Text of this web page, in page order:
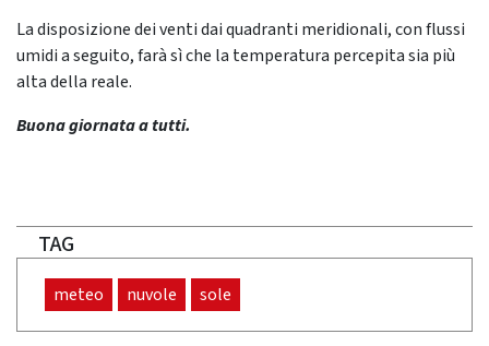
La disposizione dei venti dai quadranti meridionali, con flussi
umidi a seguito, farà sì che la temperatura percepita sia più
alta della reale.
Buona giornata a tutti.
TAG
meteo nuvole sole